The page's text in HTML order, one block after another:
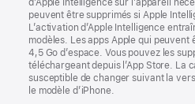
peuvent être supprimés si Apple
L’activation d’Apple Intelligence
modèles. Les apps Apple qui
4,5 Go d’espace. Vous pouvez les
téléchargeant depuis l’App Store. La
susceptible de changer suivant la
le modèle d’iPhone.